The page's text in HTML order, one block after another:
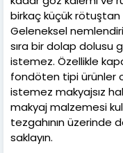
birkaç küçük
Geleneksel
sıra bir dolap dolusu
istemez. Özellikle
fondöten tipi ürünler
istemez makyajsız
makyaj malzemesi
tezgahının üzerinde
saklayın.